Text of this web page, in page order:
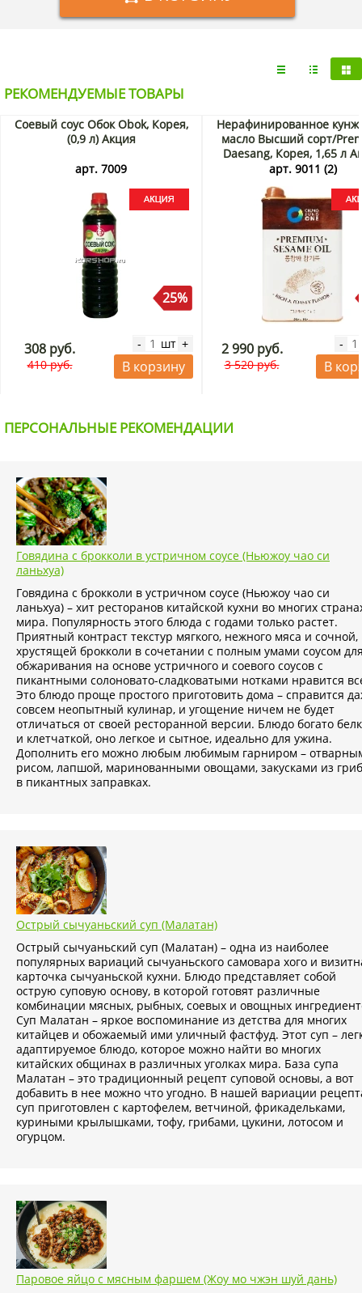
РЕКОМЕНДУЕМЫЕ ТОВАРЫ
Соевый соус Обок Obok, Корея,
(0,9 л) Акция
арт. 7009
25%
308 руб.
410 руб.
- шт +
В корзину
Нерафинированное
масло Высший сорт/
Daesang, Корея, 1,65 л
арт. 9011 (2)
2 990 руб.
3 520 руб.
-
В
ПЕРСОНАЛЬНЫЕ РЕКОМЕНДАЦИИ
Говядина с брокколи в устричном соусе (Ньюжоу чао си
ланьхуа)
Говядина с брокколи в устричном соусе (Ньюжоу чао си
ланьхуа) – хит ресторанов китайской кухни во многих
мира. Популярность этого блюда с годами только растет.
Приятный контраст текстур мягкого, нежного мяса и сочной,
хрустящей брокколи в сочетании с полным умами соусом
обжаривания на основе устричного и соевого соусов с
пикантными солоновато-сладковатыми нотками нравится
Это блюдо проще простого приготовить дома – справится
совсем неопытный кулинар, и угощение ничем не будет
отличаться от своей ресторанной версии. Блюдо богато
и клетчаткой, оно легкое и сытное, идеально для ужина.
Дополнить его можно любым любимым гарниром –
рисом, лапшой, маринованными овощами, закусками из
в пикантных заправках.
Острый сычуаньский суп (Малатан)
Острый сычуаньский суп (Малатан) – одна из наиболее
популярных вариаций сычуаньского самовара хого и
карточка сычуаньской кухни. Блюдо представляет собой
острую суповую основу, в которой готовят различные
комбинации мясных, рыбных, соевых и овощных
Суп Малатан – яркое воспоминание из детства для многих
китайцев и обожаемый ими уличный фастфуд. Этот суп –
адаптируемое блюдо, которое можно найти во многих
китайских общинах в различных уголках мира. База супа
Малатан – это традиционный рецепт суповой основы, а вот
добавить в нее можно что угодно. В нашей вариации
суп приготовлен с картофелем, ветчиной, фрикадельками,
куриными крылышками, тофу, грибами, цукини, лотосом и
огурцом.
Паровое яйцо с мясным фаршем (Жоу мо чжэн шуй дань)